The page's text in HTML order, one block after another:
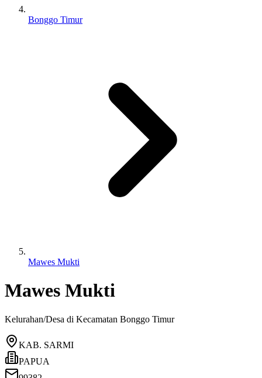
Bonggo Timur
Mawes Mukti
Mawes Mukti
Kelurahan/Desa di Kecamatan Bonggo Timur
KAB. SARMI
PAPUA